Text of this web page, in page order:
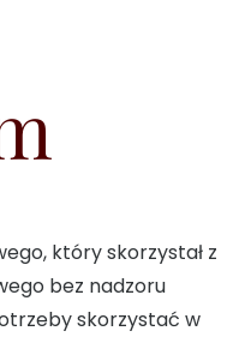
który skorzystał z
bez nadzoru
skorzystać w